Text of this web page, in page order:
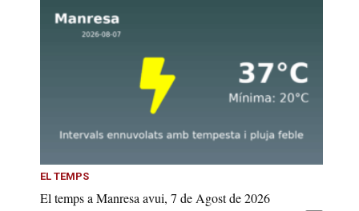
EL TEMPS
El temps a Manresa avui, 7 de Agost de 2026